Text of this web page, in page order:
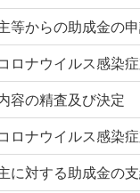
等からの助成金の
ロナウイルス感染
容の精査及び決定
ロナウイルス感染
に対する助成金の